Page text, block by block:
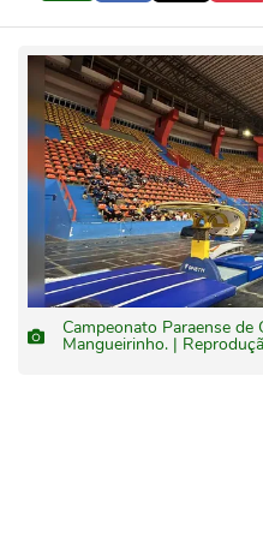
Campeonato Paraense
Mangueirinho. |